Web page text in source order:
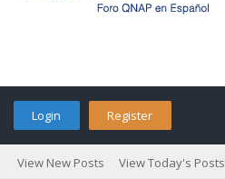
Login Register
View New Posts View Today's Posts